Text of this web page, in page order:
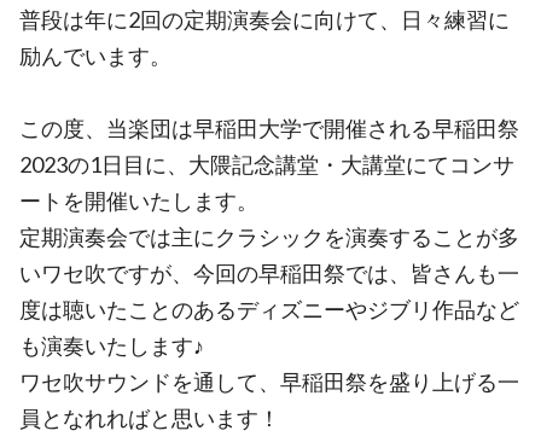
普段は年に2回の定期演奏会に向けて、日々練習に
励んでいます。
この度、当楽団は早稲田大学で開催される早稲田祭
2023の1日目に、大隈記念講堂・大講堂にてコンサ
ートを開催いたします。
定期演奏会では主にクラシックを演奏することが多
いワセ吹ですが、今回の早稲田祭では、皆さんも一
度は聴いたことのあるディズニーやジブリ作品など
も演奏いたします♪
ワセ吹サウンドを通して、早稲田祭を盛り上げる一
員となれればと思います！